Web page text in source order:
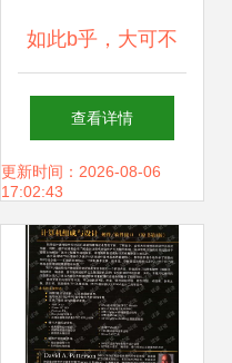
如此b乎，大可不
必 计算机软硬件技
术开发的误区与思
考
查看详情
更新时间：2026-08-06
17:02:43